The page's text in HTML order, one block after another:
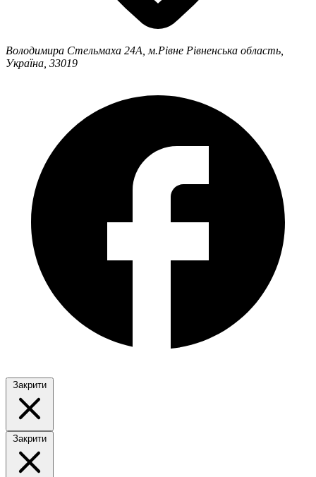
Володимира Стельмаха 24А, м.Рівне Рівненська область,
Україна, 33019
Закрити
Закрити